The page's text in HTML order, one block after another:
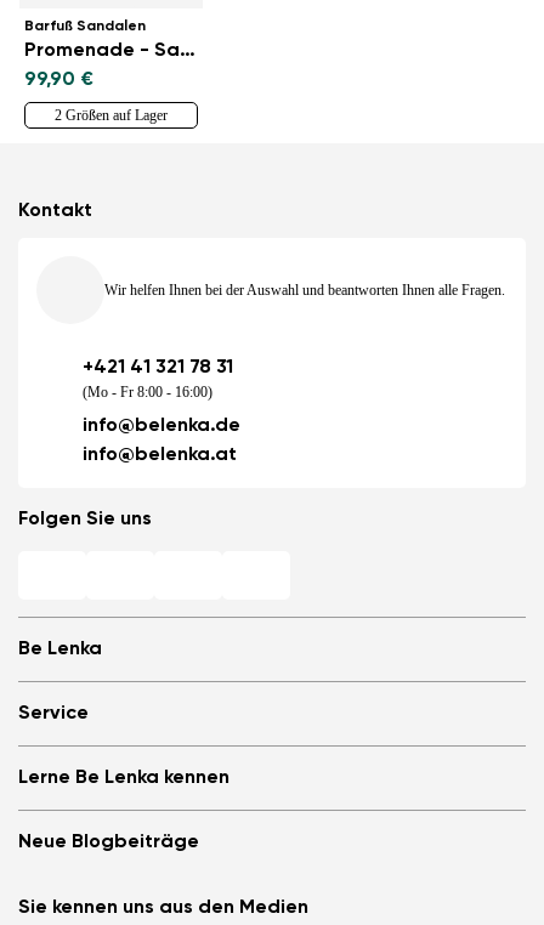
Barfuß Sandalen
Promenade - Sand
99,90 €
2 Größen auf Lager
Be Lenka
Store Locator
Über uns
Be Lenka in den Medien
Cookies
Datenschutzinformationen
Service
Anmelden
Be Lenka empfehlen &amp; Geld verdienen
Allgemeine Geschäftsbedingungen, Umtausch und Widerrufsrecht
Affiliate Partnerprogramm
Lerne Be Lenka kennen
Be Lenka Kids
Über unsere Sohlen
Neue Blogbeiträge
meisterten sie die Antarktis?
Kontakt
Wir helfen Ihnen bei der Auswahl und beantworten Ihnen alle Fragen.
+421 41 321 78 31
(Mo - Fr 8:00 - 16:00)
info@belenka.de
info@belenka.at
Folgen Sie uns
Sie kennen uns aus den Medien